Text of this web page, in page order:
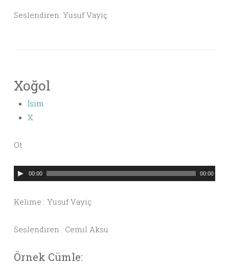
Seslendiren: Yusuf Vayiç
Xoğol
İsim
X
Ot
Ses
00:00 00:00
Kelime : Yusuf Vayiç
Seslendiren : Cemil Aksu
Örnek Cümle: